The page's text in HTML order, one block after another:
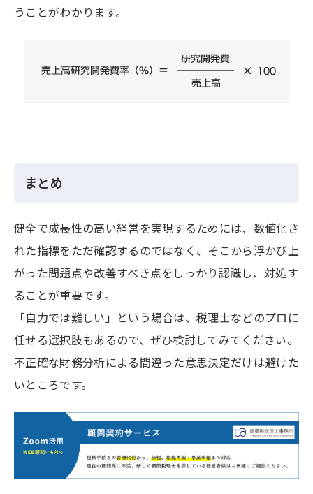
うことがわかります。
まとめ
健全で成長性の高い経営を実現するためには、数値化さ
れた指標をただ確認するのではなく、そこから浮かび上
がった問題点や改善すべき点をしっかり認識し、対処す
ることが重要です。
「自力では難しい」という場合は、税理士などのプロに
任せる選択肢もあるので、ぜひ検討してみてください。
不正確な財務分析による間違った意思決定だけは避けた
いところです。